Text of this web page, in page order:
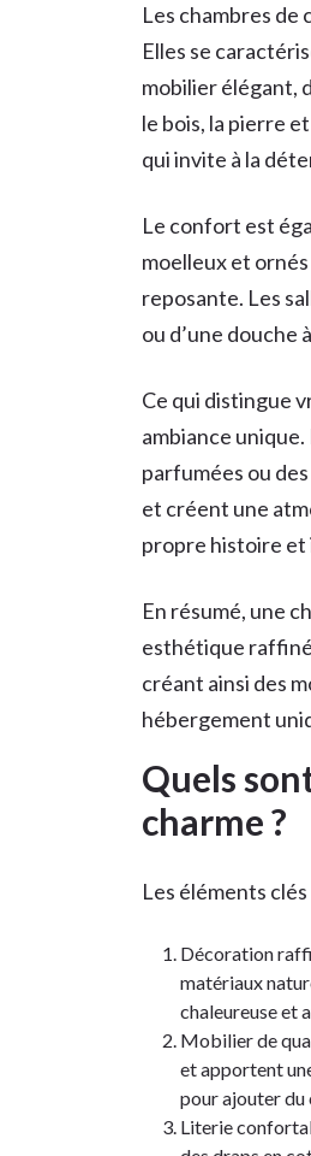
Les chambres
Elles se
mobilier élégant,
le bois, la pierre
qui invite à la
Le confort est
moelleux et
reposante. Les
ou d’une
Ce qui distingue
ambiance
parfumées ou
et créent une
propre histoire et
En résumé, une
esthétique
créant ainsi des
hébergement
Quels
charme ?
Les éléments
Décoration
matériaux
chaleureuse et
Mobilier de
et apportent
pour ajouter du
Literie